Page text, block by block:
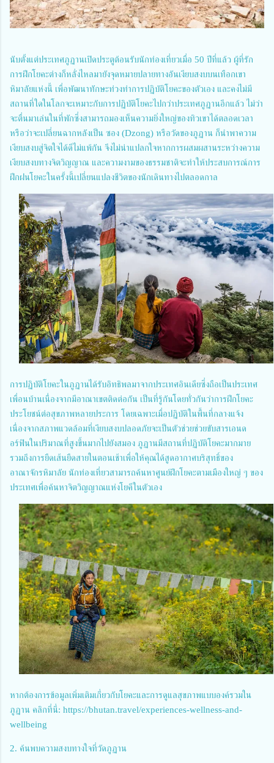
นับตั้งแต่ประเทศภูฏานเปิดประตูต้อนรับนักท่องเที่ยวเมื่อ 50 ปีที่แล้ว ผู้ที่รัก
การฝึกโยคะต่างก็หลั่งไหลมายังจุดหมายปลายทางอันเงียบสงบบนเทือกเขา
หิมาลัยแห่งนี้ เพื่อพัฒนาทักษะท่วงท่าการปฏิบัติโยคะของตัวเอง และคงไม่มี
สถานที่ใดในโลกจะเหมาะกับการปฏิบัติโยคะไปกว่าประเทศภูฏานอีกแล้ว ไม่ว่า
จะตื่นมาเล่นในที่พักซึ่งสามารถมองเห็นความยิ่งใหญ่ของทิวเขาได้ตลอดเวลา
หรือว่าจะเปลี่ยนฉากหลังเป็น ซอง (Dzong) หรือวัดของภูฏาน ก็นำพาความ
เงียบสงบสู่จิตใจได้ดีไม่แพ้กัน จึงไม่น่าแปลกใจหากการผสมผสานระหว่างความ
เงียบสงบทางจิตวิญญาณ และความงามของธรรมชาติจะทำให้ประสบการณ์การ
ฝึกฝนโยคะในครั้งนี้เปลี่ยนแปลงชีวิตของนักเดินทางไปตลอดกาล
การปฏิบัติโยคะในภูฏานได้รับอิทธิพลมาจากประเทศอินเดียซึ่งถือเป็นประเทศ
เพื่อนบ้านเนื่องจากมีอาณาเขตติดต่อกัน เป็นที่รู้กันโดยทั่วกันว่าการฝึกโยคะ
ประโยชน์ต่อสุขภาพหลายประการ โดยเฉพาะเมื่อปฏิบัติในพื้นที่กลางแจ้ง
เนื่องจากสภาพแวดล้อมที่เงียบสงบปลอดภัยจะเป็นตัวช่วยช่วยขับสารเอนด
อร์ฟินในปริมาณที่สูงขึ้นมากไปยังสมอง ภูฏานมีสถานที่ปฏิบัติโยคะมากมาย
รวมถึงการยืดเส้นยืดสายในตอนเช้าเพื่อให้คุณได้สูดอากาศบริสุทธิ์ของ
อาณาจักรหิมาลัย นักท่องเที่ยวสามารถค้นหาศูนย์ฝึกโยคะตามเมืองใหญ่ ๆ ของ
ประเทศเพื่อค้นหาจิตวิญญาณแห่งโยคีในตัวเอง
หากต้องการข้อมูลเพิ่มเติมเกี่ยวกับโยคะและการดูแลสุขภาพแบบองค์รวมใน
ภูฏาน คลิกที่นี่: https://bhutan.travel/experiences-wellness-and-
wellbeing
2. ค้นพบความสงบทางใจที่วัดภูฏาน